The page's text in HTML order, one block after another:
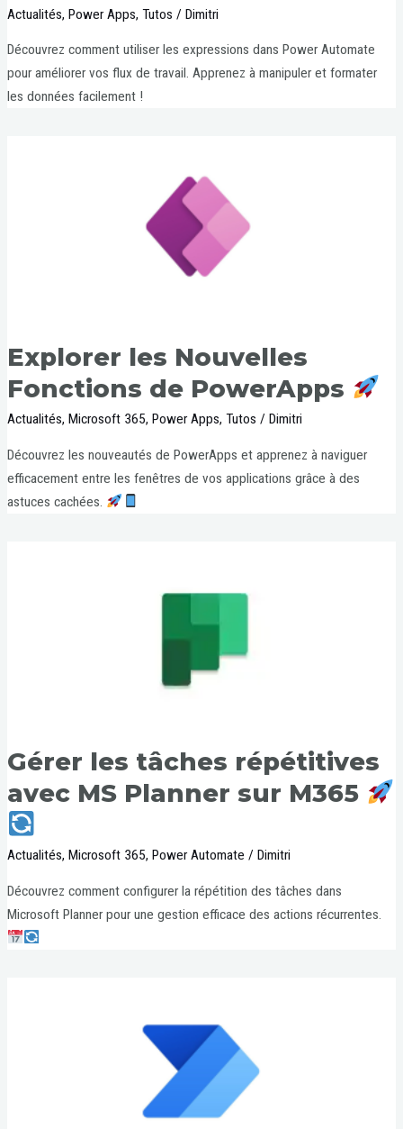
Actualités,Power Apps,Tutos /Dimitri
Découvrez comment utiliser les expressions dans Power Automate
pour améliorer vos flux de travail. Apprenez à manipuler et formater
les données facilement !
Explorer les Nouvelles
Fonctions de PowerApps
Actualités,Microsoft 365,Power Apps,Tutos /Dimitri
Découvrez les nouveautés de PowerApps et apprenez à naviguer
efficacement entre les fenêtres de vos applications grâce à des
astuces cachées.
Gérer les tâches répétitives
avec MS Planner sur M365
Actualités, Microsoft 365, Power Automate / Dimitri
Découvrez comment configurer la répétition des tâches dans
Microsoft Planner pour une gestion efficace des actions récurrentes.